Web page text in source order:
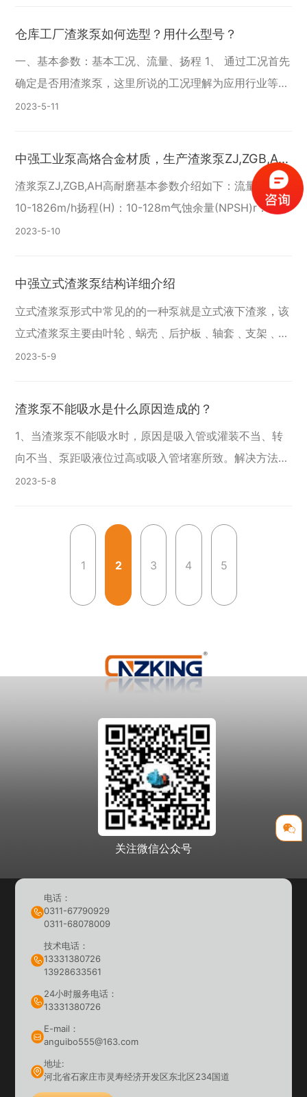
仓库工厂渣浆泵如何选型？用什么型号？
一、基本参数：基本工况、流量、扬程 1、 通过工况首先
确定是否用渣浆泵，这里所说的工况理解为应用行业等，
如选矿，选煤，抽沙等。（这一步很重要，也是做选型的
11
2023-5
中强工业泵高烙合金材质，生产渣浆泵ZJ,ZGB,AH
渣浆泵ZJ,ZGB,AH高耐磨基本参数介绍如下：流量(Q)：
10-1826m/h扬程(H)：10-128m气蚀余量(NPSH)r：3.0-
4.1最高效率：80.7最大轴功率：365.4过流部件：耐磨
10
2023-5
中强立式渣浆泵结构详细介绍
立式渣浆泵形式中常见的的一种泵就是立式液下渣浆，该
立式渣浆泵主要由叶轮﹑蜗壳﹑后护板﹑轴套﹑支架﹑支
撑板﹑轴﹑轴承﹑轴承体﹑等零件组成。 其中该立式渣
9
2023-5
渣浆泵不能吸水是什么原因造成的？
1、当渣浆泵不能吸水时，原因是吸入管或灌装不当、转
向不当、泵距吸液位过高或吸入管堵塞所致。解决方法包
括排除进气故障、更换转向、更换叶轮、提高液位和清除
8
2023-5
1 2 3 4 5
关注微信公众号
电话：
0311-67790929
0311-68078009
技术电话：
13331380726
13928633561
24小时服务电话：
13331380726
E-mail：
anguibo555@163.com
地址:
河北省石家庄市灵寿经济开发区东北区234国道